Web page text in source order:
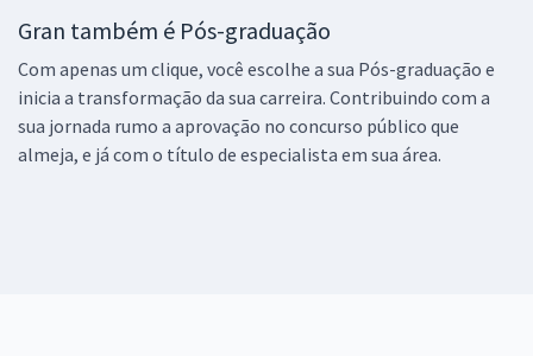
Gran também é Pós-graduação
Com apenas um clique, você escolhe a sua Pós-graduação e
inicia a transformação da sua carreira. Contribuindo com a
sua jornada rumo a aprovação no concurso público que
almeja, e já com o título de especialista em sua área.